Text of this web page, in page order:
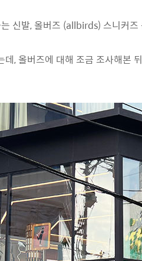
신발, 올버즈 (allbirds) 스니커
데, 올버즈에 대해 조금 조사해본